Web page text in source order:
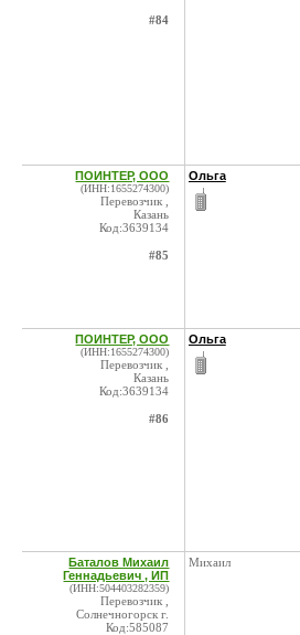
#84
ПОИНТЕР, ООО
(ИНН:1655274300)
Перевозчик ,
Казань
Код:3639134
#85
Ольга
ПОИНТЕР, ООО
(ИНН:1655274300)
Перевозчик ,
Казань
Код:3639134
#86
Ольга
Баталов Михаил
Геннадьевич , ИП
(ИНН:504403282359)
Перевозчик ,
Солнечногорск г.
Код:585087
Михаил